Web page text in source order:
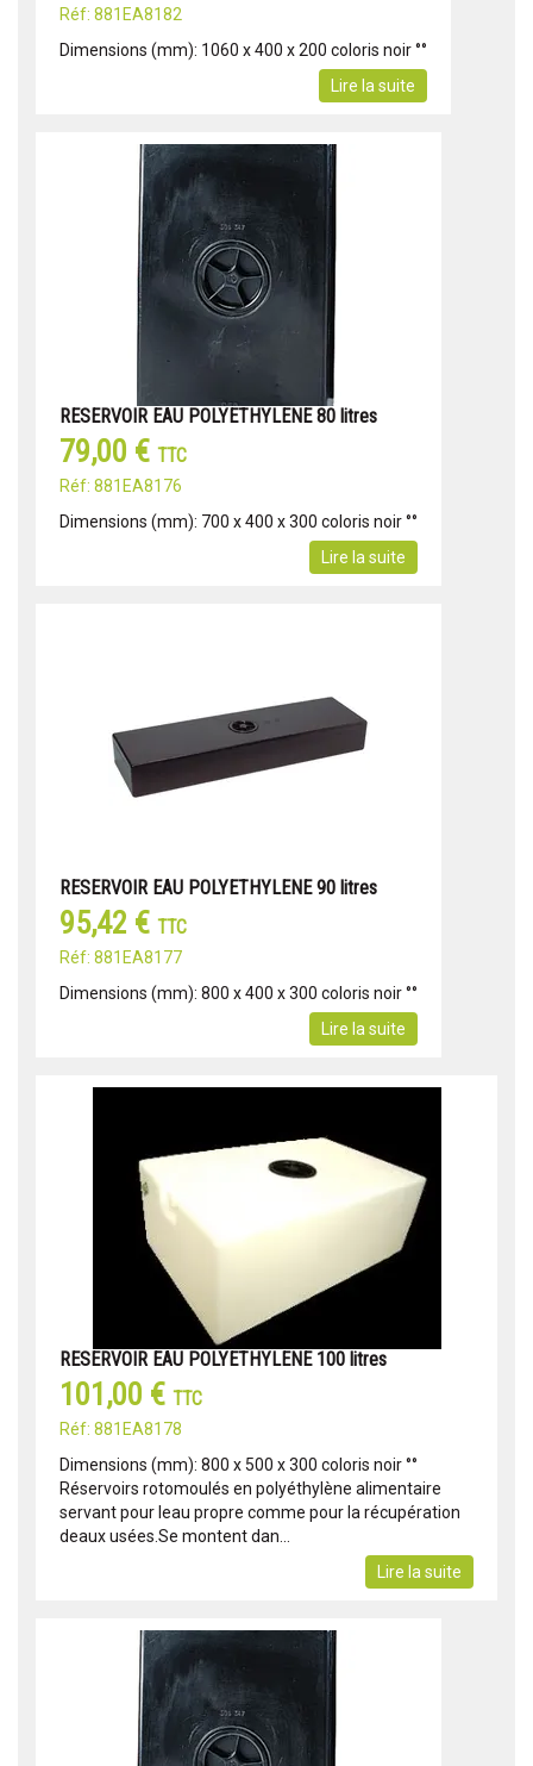
Réf: 881EA8182
Dimensions (mm): 1060 x 400 x 200 coloris noir °°
Lire la suite
RESERVOIR EAU POLYETHYLENE 80 litres
79,00 € TTC
Réf: 881EA8176
Dimensions (mm): 700 x 400 x 300 coloris noir °°
Lire la suite
RESERVOIR EAU POLYETHYLENE 90 litres
95,42 € TTC
Réf: 881EA8177
Dimensions (mm): 800 x 400 x 300 coloris noir °°
Lire la suite
RESERVOIR EAU POLYETHYLENE 100 litres
101,00 € TTC
Réf: 881EA8178
Dimensions (mm): 800 x 500 x 300 coloris noir °°
Réservoirs rotomoulés en polyéthylène alimentaire
servant pour leau propre comme pour la récupération
deaux usées.Se montent dan...
Lire la suite